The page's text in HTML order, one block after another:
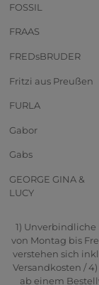
FOSSIL
FRAAS
FREDsBRUDER
Fritzi aus Preußen
FURLA
Gabor
Gabs
GEORGE GINA &
LUCY
1)
von Montag bis
verstehen sich
Versandkosten /
ab einem